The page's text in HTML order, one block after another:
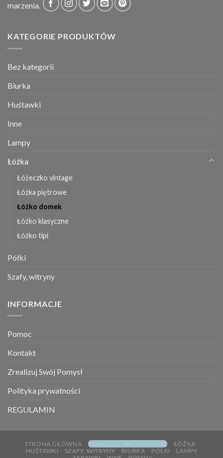
marzenia.
KATEGORIE PRODUKTÓW
Bez kategorii
Biurka
Huśtawki
Inne
Lampy
Łóżka
Łóżeczko vintage
Łóżka piętrowe
Łóżko domek
Łóżko klasyczne
Łóżko tipi
Półki
Szafy, witryny
INFORMACJE
Pomoc
Kontakt
Zrealizuj Swój Pomysł
Polityka prywatności
REGULAMIN
STRONA GŁÓWNA ZREALIZUJ SWÓJ POMYSŁ
ŁÓŻKA
HUŚTAWKI
SZAFY, WITRYNY BIURKA PÓŁKI
LAMPY